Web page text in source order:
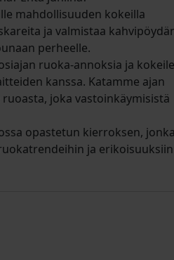
mahdollisuuden kokeilla
ja valmistaa
perheelle.
ruoka-annoksia ja
kanssa. Katamme ajan
joka vastoinkäymisistä
opastetun kierroksen, jonka
ja